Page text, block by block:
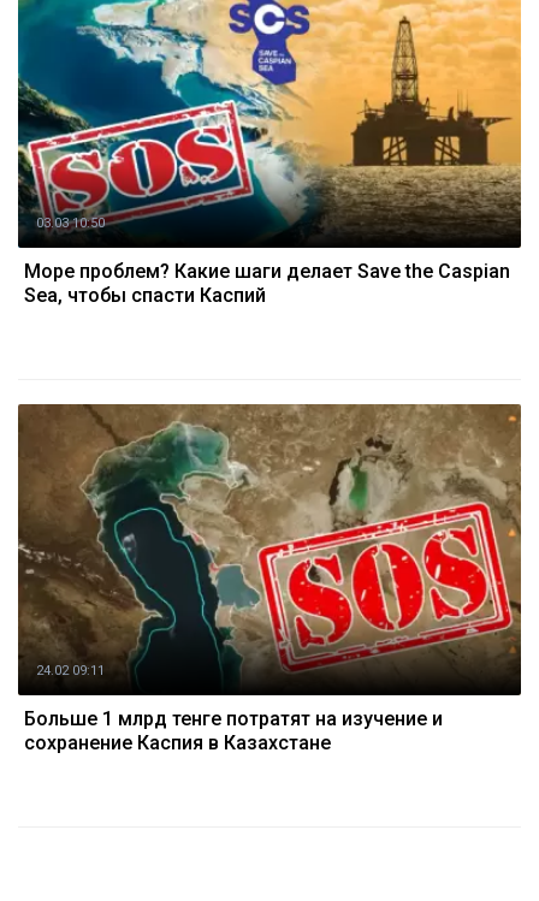
03.03 10:50
Море проблем? Какие шаги делает Save the Caspian
Sea, чтобы спасти Каспий
24.02 09:11
Больше 1 млрд тенге потратят на изучение и
сохранение Каспия в Казахстане